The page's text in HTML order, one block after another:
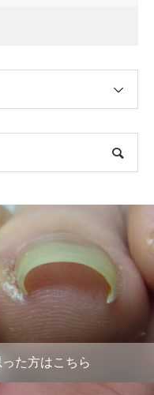
た方はこちら